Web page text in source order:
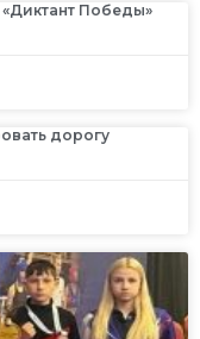
Победы»
дорогу